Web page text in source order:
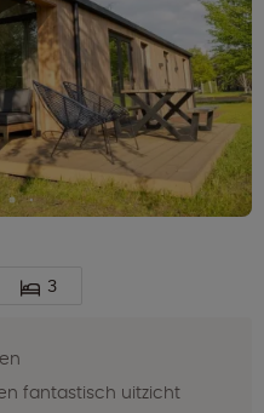
3
fantastisch uitzicht